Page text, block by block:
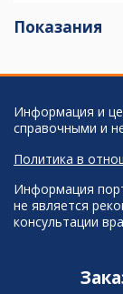
Показания
Информация и
справочными и
Политика в
Информация
не является
консультации